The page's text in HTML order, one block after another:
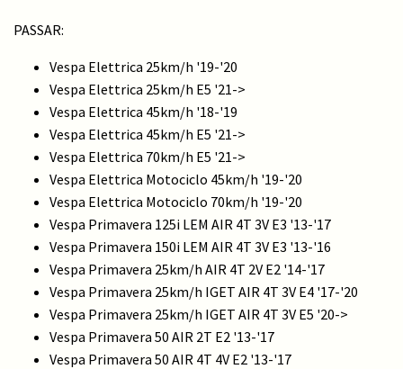
PASSAR:
Vespa Elettrica 25km/h '19-'20
Vespa Elettrica 25km/h E5 '21->
Vespa Elettrica 45km/h '18-'19
Vespa Elettrica 45km/h E5 '21->
Vespa Elettrica 70km/h E5 '21->
Vespa Elettrica Motociclo 45km/h '19-'20
Vespa Elettrica Motociclo 70km/h '19-'20
Vespa Primavera 125i LEM AIR 4T 3V E3 '13-'17
Vespa Primavera 150i LEM AIR 4T 3V E3 '13-'16
Vespa Primavera 25km/h AIR 4T 2V E2 '14-'17
Vespa Primavera 25km/h IGET AIR 4T 3V E4 '17-'20
Vespa Primavera 25km/h IGET AIR 4T 3V E5 '20->
Vespa Primavera 50 AIR 2T E2 '13-'17
Vespa Primavera 50 AIR 4T 4V E2 '13-'17